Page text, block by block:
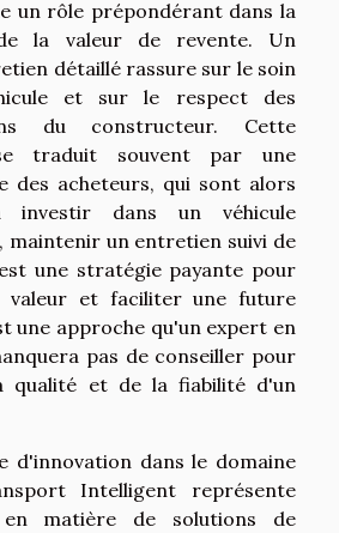
un rôle prépondérant dans la
la valeur de revente. Un
détaillé rassure sur le soin
et sur le respect des
du constructeur. Cette
traduit souvent par une
des acheteurs, qui sont alors
investir dans un véhicule
maintenir un entretien suivi de
une stratégie payante pour
valeur et faciliter une future
une approche qu'un expert en
pas de conseiller pour
qualité et de la fiabilité d'un
d'innovation dans le domaine
Intelligent représente
matière de solutions de